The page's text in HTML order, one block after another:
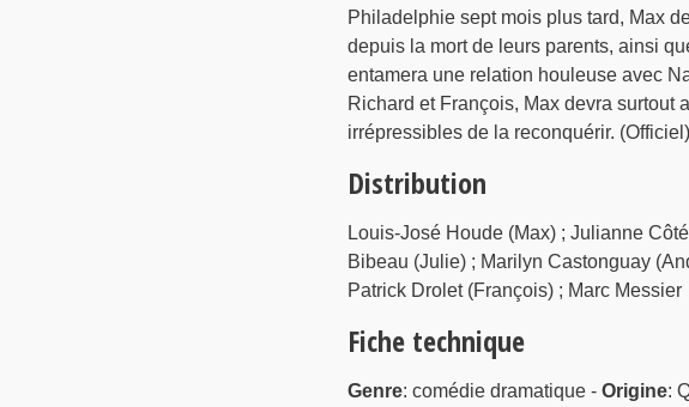
Philadelphie sept mois plus tard, Max
depuis la mort de leurs parents, ainsi
entamera une relation houleuse avec
Richard et François, Max devra surtout
irrépressibles de la reconquérir. (Officiel)
Distribution
Louis-José Houde (Max) ; Julianne
Bibeau (Julie) ; Marilyn Castonguay
Patrick Drolet (François) ; Marc Messier
Fiche technique
Genre: comédie dramatique - Origine: